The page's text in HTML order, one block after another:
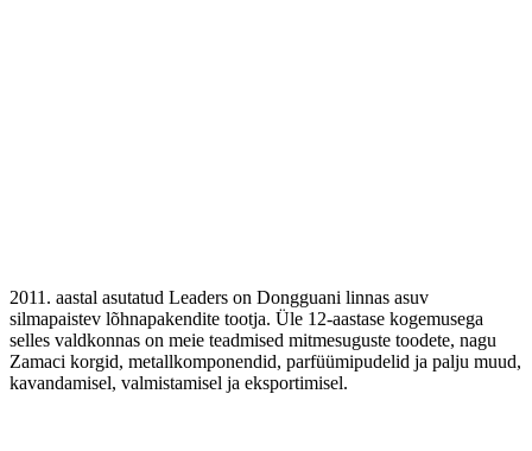
2011. aastal asutatud Leaders on Dongguani linnas asuv
silmapaistev lõhnapakendite tootja. Üle 12-aastase kogemusega
selles valdkonnas on meie teadmised mitmesuguste toodete, nagu
Zamaci korgid, metallkomponendid, parfüümipudelid ja palju muud,
kavandamisel, valmistamisel ja eksportimisel.